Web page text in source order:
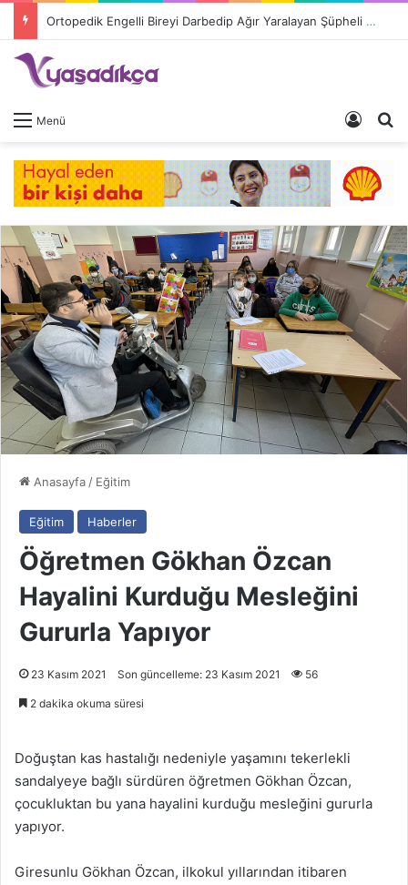
Ortopedik Engelli Bireyi Darbedip Ağır Yaralayan Şüpheli Tutuklandı
Menü Giriş
Anasayfa/ Eğitim
Eğitim Haberler
Öğretmen Gökhan Özcan
Hayalini Kurduğu Mesleğini
Gururla Yapıyor
23 Kasım 2021 Son güncelleme: 23 Kasım 2021 56
2 dakika okuma süresi
Doğuştan kas hastalığı nedeniyle yaşamını tekerlekli
sandalyeye bağlı sürdüren öğretmen Gökhan Özcan,
çocukluktan bu yana hayalini kurduğu mesleğini gururla
yapıyor.
Giresunlu Gökhan Özcan, ilkokul yıllarından itibaren